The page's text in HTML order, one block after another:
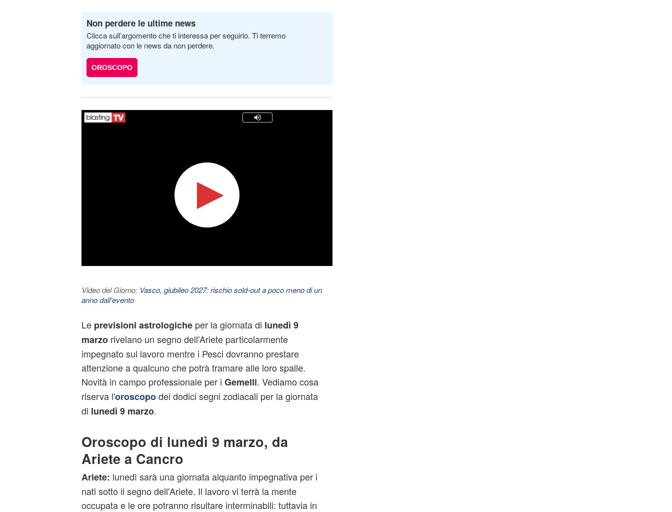
Non perdere le ultime news
Clicca sull’argomento che ti interessa per seguirlo. Ti terremo
aggiornato con le news da non perdere.
OROSCOPO
Video del Giorno: Vasco, giubileo 2027: rischio sold-out a poco meno di un
anno dall'evento
Le previsioni astrologicheper la giornata di lunedì 9
marzorivelano un segno dell'Ariete particolarmente
impegnato sul lavoro mentre i Pesci dovranno prestare
attenzione a qualcuno che potrà tramare alle loro spalle.
Novità in campo professionale per i Gemelli. Vediamo cosa
riserva l'oroscopodei dodici segni zodiacali per la giornata
di lunedì 9 marzo.
Oroscopo di lunedì 9 marzo, da
Ariete a Cancro
Ariete: lunedì sarà una giornata alquanto impegnativa per i
nati sotto il segno dell'Ariete. Il lavoro vi terrà la mente
occupata e le ore potranno risultare interminabili: tuttavia in